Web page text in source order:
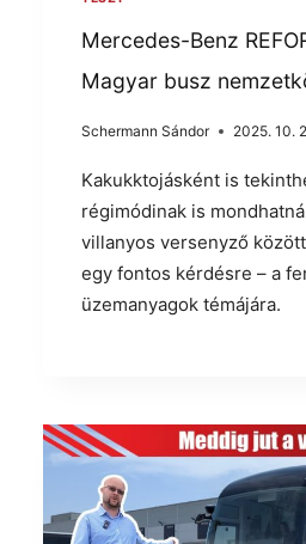
Mercedes-Benz
Magyar busz
Schermann Sándor 2025. 10.
Kakukktojásként is
régimódinak is
villanyos versenyző
egy fontos kérdésre – a
üzemanyagok témájára.